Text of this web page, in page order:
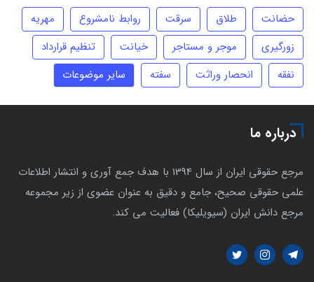
حضانت طلاق سرقت روابط نامشروع
مهریه
زورگیری
موجر و مستاجر خیانت
تنظیم قرارداد
نفقه
انحصار وراثت سفته سایر موضوعات
درباره ما
مرجع حقوقی ایران از سال 1394 با هدف جمع آوری و انتشار اطلاعات
علمی حقوقی صحیح، جامع و دقیق به عنوان عضوی از زیر مجموعه
مرجع دانش ایران (سیویلیکا) فعالیت می کند.